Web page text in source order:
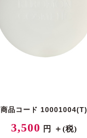
商品コード 10001004(T)
3,500 円 ＋(税)